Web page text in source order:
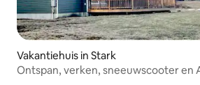
Vakantiehuis in Stark
Ontspan, verken, sneeuwscooter en